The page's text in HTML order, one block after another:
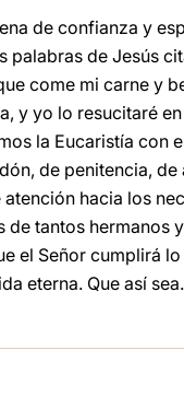
de confianza y
palabras de Jesús
come mi carne y
y yo lo resucitaré
la Eucaristía con
de penitencia, de
hacia los
de tantos hermanos
el Señor cumplirá lo
eterna. Que así sea.